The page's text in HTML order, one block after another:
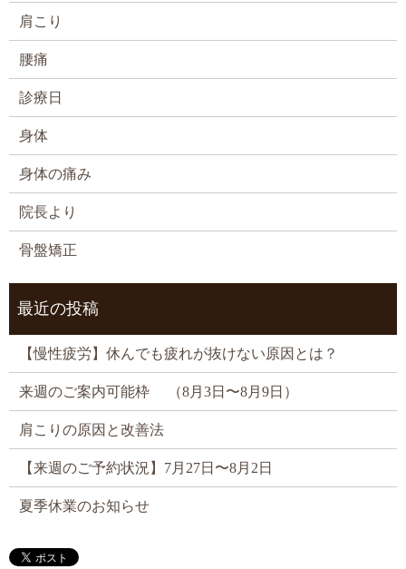
肩こり
腰痛
診療日
身体
身体の痛み
院長より
骨盤矯正
最近の投稿
【慢性疲労】休んでも疲れが抜けない原因とは？
来週のご案内可能枠 （8月3日〜8月9日）
肩こりの原因と改善法
【来週のご予約状況】7月27日〜8月2日
夏季休業のお知らせ